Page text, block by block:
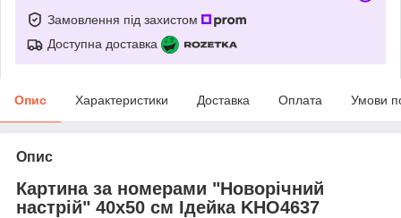
Замовлення під захистом
Доступна доставка
Опис Характеристики Доставка Оплата Умови
Опис
Картина за номерами "Новорічний
настрій" 40х50 см Ідейка KHO4637